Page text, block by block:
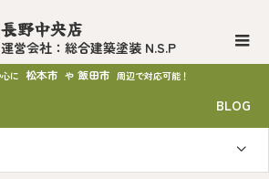
長野中央店
運営会社：総合建築塗装 N.S.P
に 松本市 や 飯田市 周辺で対応可能！
BLOG